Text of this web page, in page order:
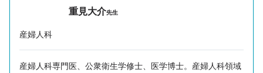
重見大介先生
産婦人科
産婦人科専門医、公衆衛生学修士、医学博士。産婦人科領域